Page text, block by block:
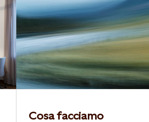
Cosa facciamo